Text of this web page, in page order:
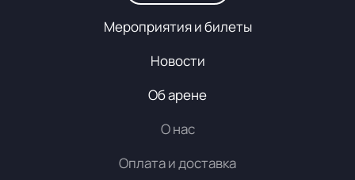
Мероприятия и билеты
Новости
Об арене
О нас
Оплата и доставка